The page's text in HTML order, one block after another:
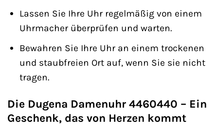
Lassen Sie Ihre Uhr regelmäßig von einem
Uhrmacher überprüfen und warten.
Bewahren Sie Ihre Uhr an einem trockenen
und staubfreien Ort auf, wenn Sie sie nicht
tragen.
Die Dugena Damenuhr 4460440 – Ein
Geschenk, das von Herzen kommt